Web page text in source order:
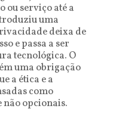
ou serviço até a
uma
deixa de
e passa a ser
tecnológica. O
uma obrigação
a ética e a
como
não opcionais.